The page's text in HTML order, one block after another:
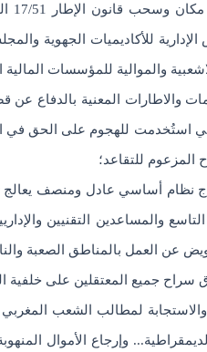
للأكاديميات الجهوية
والموالية للمؤسسات المالية
والاطارات المعنية بالدفاع عن
استُخدمت للهجوم على الحق في
المزعوم للتقاعد؛
والمساعدين التقنيين
العمل بالمناطق الصعبة والنائية
سراح جميع المعتقلين على خلفية
لمطالب الشعب المغربي
وإرجاع الأموال